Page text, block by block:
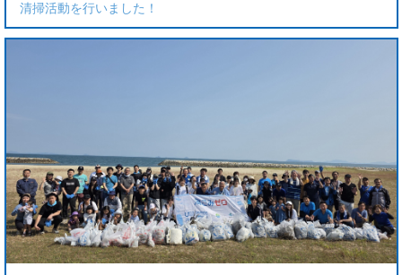
清掃活動を行いました！